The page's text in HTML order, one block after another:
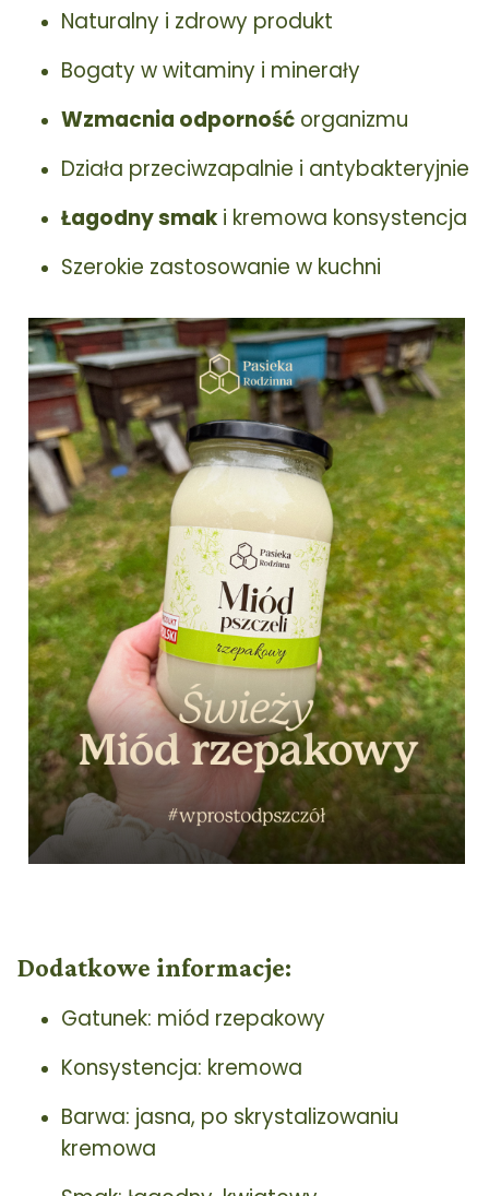
Naturalny i zdrowy produkt
Bogaty w witaminy i minerały
Wzmacnia odporność organizmu
Działa przeciwzapalnie i antybakteryjnie
Łagodny smak i kremowa konsystencja
Szerokie zastosowanie w kuchni
Dodatkowe informacje:
Gatunek: miód rzepakowy
Konsystencja: kremowa
Barwa: jasna, po skrystalizowaniu
kremowa